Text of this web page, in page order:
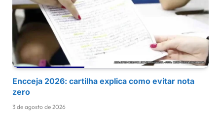
Encceja 2026: cartilha explica como evitar nota
zero
3 de agosto de 2026